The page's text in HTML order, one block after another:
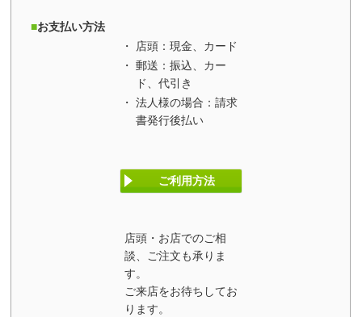
お支払い方法
店頭：現金、カード
郵送：振込、カー
ド、代引き
法人様の場合：請求
書発行後払い
ご利用方法
店頭・お店でのご相
談、ご注文も承りま
す。
ご来店をお待ちしてお
ります。